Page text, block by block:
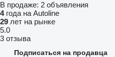
В продаже: 2 объявления
4года на Autoline
29 лет на рынке
5.0
3 отзыва
Подписаться на продавца